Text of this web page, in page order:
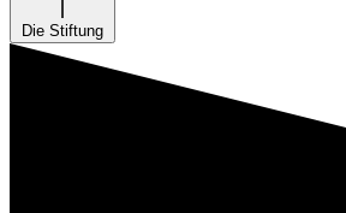
Die Stiftung